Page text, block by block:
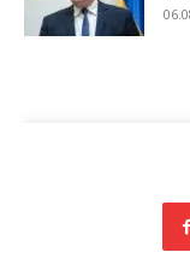
Меню